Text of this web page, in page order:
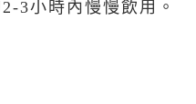
2-3小時內慢慢飲用。